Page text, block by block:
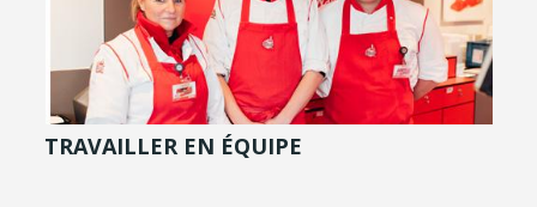
TRAVAILLER EN ÉQUIPE